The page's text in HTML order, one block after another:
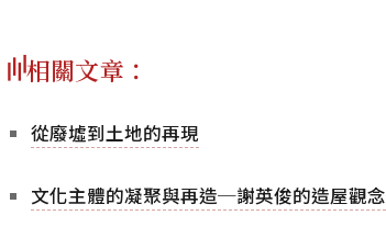
相關文章：
從廢墟到土地的再現
文化主體的凝聚與再造─謝英俊的造屋觀念